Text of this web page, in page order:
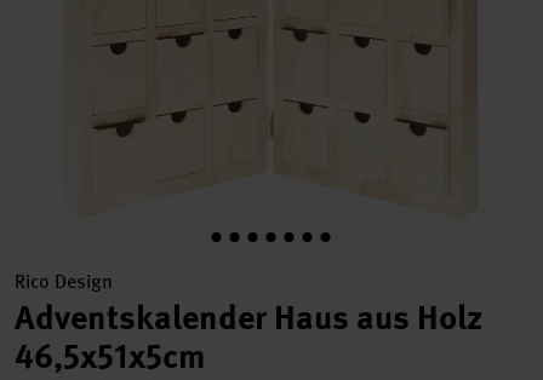
Rico Design
Adventskalender Haus aus Holz
46,5x51x5cm